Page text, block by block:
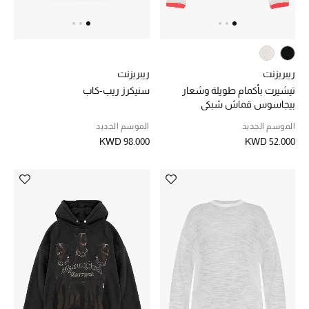
العناية الشخصية بالرجال
صُممت للرجال
تسوقوا للرجال
خصومات
عودة صغاركم للمدارس
الهدايا
ريبريزنت
تيشيرت بأكمام طويلة وشعار
بيجاسوس قماش شبكي
الموسم الجديد
KWD 52.000
ريبريزنت
سنيكرز ريب-كاب
الموسم الجديد
KWD 98.000